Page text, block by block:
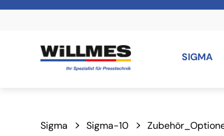
SIGMA
Sigma Sigma-10